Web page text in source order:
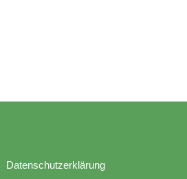
Datenschutzerklärung